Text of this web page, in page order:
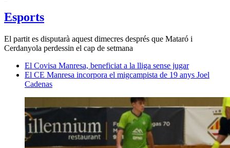
Esports
El partit es disputarà aquest dimecres després que Mataró i
Cerdanyola perdessin el cap de setmana
El Covisa Manresa, beneficiat a la lliga sense jugar
El CE Manresa incorpora el migcampista de 19 anys Joel
Cadenas